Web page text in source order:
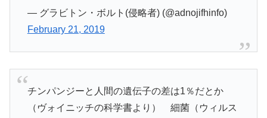
— グラビトン・ボルト(侵略者) (@adnojifhinfo)
February 21, 2019
チンパンジーと人間の遺伝子の差は1％だとか
（ヴォイニッチの科学書より） 細菌（ウィルス